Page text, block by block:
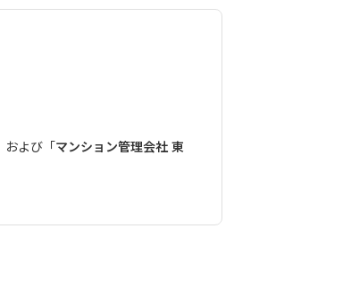
および「 マンション管理会社 東